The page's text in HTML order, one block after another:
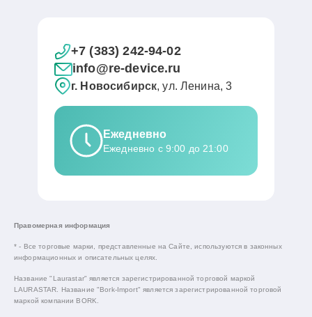
+7 (383) 242-94-02
info@re-device.ru
г. Новосибирск, ул. Ленина, 3
Ежедневно
Ежедневно с 9:00 до 21:00
Правомерная информация
* - Все торговые марки, представленные на Сайте, используются в законных
информационных и описательных целях.
Название "Laurastar" является зарегистрированной торговой маркой
LAURASTAR. Название "Bork-Import" является зарегистрированной торговой
маркой компании BORK.